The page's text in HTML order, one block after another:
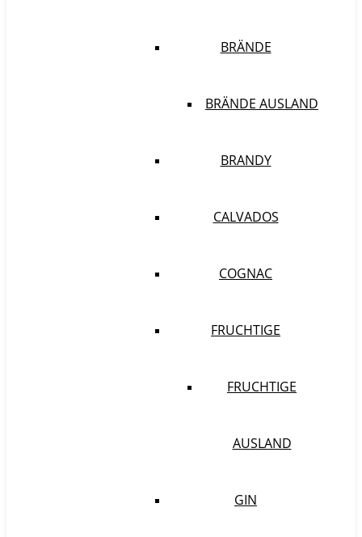
BRÄNDE
BRÄNDE AUSLAND
BRANDY
CALVADOS
COGNAC
FRUCHTIGE
FRUCHTIGE
AUSLAND
GIN